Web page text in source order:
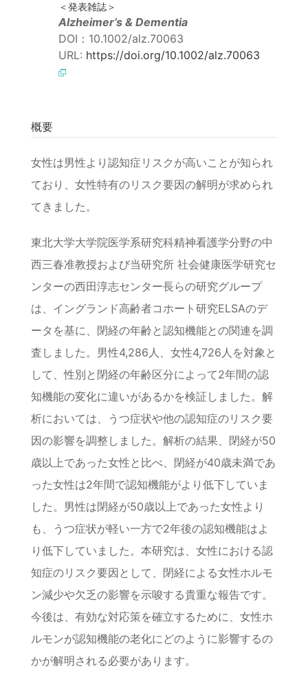
＜発表雑誌＞
Alzheimer’s & Dementia
DOI：10.1002/alz.70063
URL: https://doi.org/10.1002/alz.70063
概要
女性は男性より認知症リスクが高いことが知られ
ており、女性特有のリスク要因の解明が求められ
てきました。
東北大学大学院医学系研究科精神看護学分野の中
西三春准教授および当研究所 社会健康医学研究セ
ンターの西田淳志センター長らの研究グループ
は、イングランド高齢者コホート研究ELSAのデ
ータを基に、閉経の年齢と認知機能との関連を調
査しました。男性4,286人、女性4,726人を対象と
して、性別と閉経の年齢区分によって2年間の認
知機能の変化に違いがあるかを検証しました。解
析においては、うつ症状や他の認知症のリスク要
因の影響を調整しました。解析の結果、閉経が50
歳以上であった女性と比べ、閉経が40歳未満であ
った女性は2年間で認知機能がより低下していま
した。男性は閉経が50歳以上であった女性より
も、うつ症状が軽い一方で2年後の認知機能はよ
り低下していました。本研究は、女性における認
知症のリスク要因として、閉経による女性ホルモ
ン減少や欠乏の影響を示唆する貴重な報告です。
今後は、有効な対応策を確立するために、女性ホ
ルモンが認知機能の老化にどのように影響するの
かが解明される必要があります。